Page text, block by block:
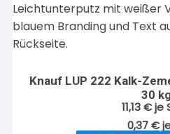
Knauf LUP 222 Kalk-
30
11,13€je
0,37€